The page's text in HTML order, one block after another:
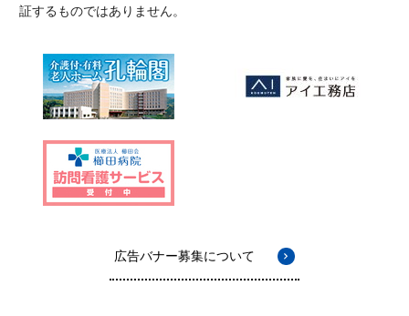
証するものではありません。
広告バナー募集について